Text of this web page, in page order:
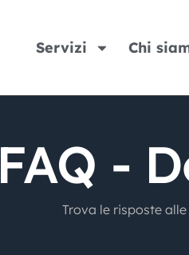
Servizi Chi
FAQ -
Trova le risposte